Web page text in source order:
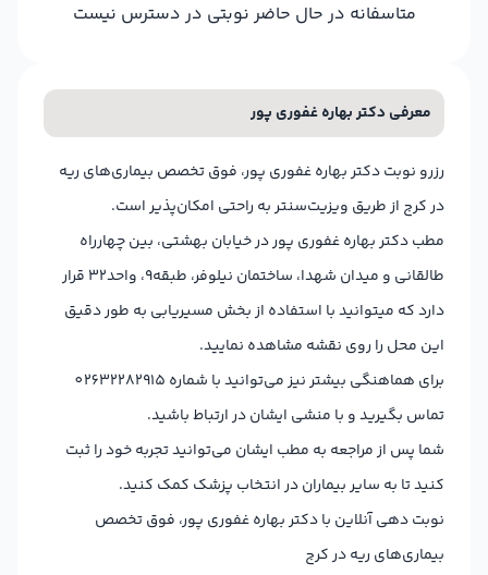
متاسفانه در حال حاضر نوبتی در دسترس نیست
معرفی دکتر بهاره غفوری پور
رزرو نوبت دکتر بهاره غفوری پور، فوق تخصص بیماری‌های ریه
در کرج از طریق ویزیت‌سنتر به راحتی امکان‌پذیر است.
مطب دکتر بهاره غفوری پور در خیابان بهشتی، بین چهارراه
طالقانی و میدان شهدا، ساختمان نیلوفر، طبقه9، واحد32 قرار
دارد که میتوانید با استفاده از بخش مسیریابی به طور دقیق
این محل را روی نقشه مشاهده نمایید.
برای هماهنگی بیشتر نیز می‌توانید با شماره 02632282915
تماس بگیرید و با منشی ایشان در ارتباط باشید.
شما پس از مراجعه به مطب ایشان می‌توانید تجربه خود را ثبت
کنید تا به سایر بیماران در انتخاب پزشک کمک کنید.
نوبت دهی آنلاین با دکتر بهاره غفوری پور، فوق تخصص
بیماری‌های ریه در کرج